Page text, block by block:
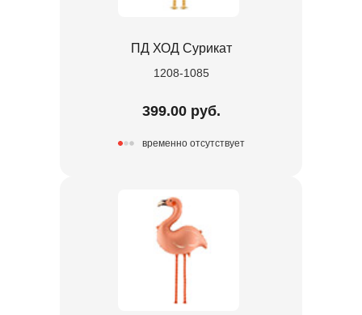
ПД ХОД Сурикат
1208-1085
399.00 руб.
временно отсутствует